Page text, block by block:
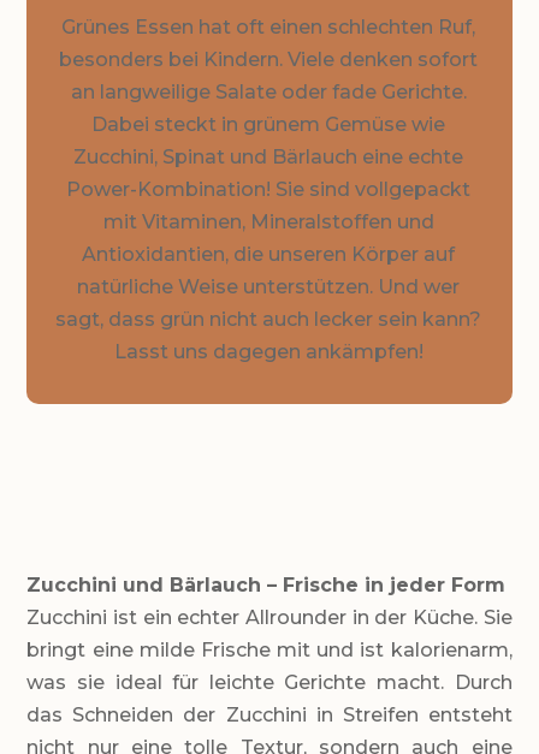
Grünes Essen hat oft einen schlechten Ruf,
besonders bei Kindern. Viele denken sofort
an langweilige Salate oder fade Gerichte.
Dabei steckt in grünem Gemüse wie
Zucchini, Spinat und Bärlauch eine echte
Power-Kombination! Sie sind vollgepackt
mit Vitaminen, Mineralstoffen und
Antioxidantien, die unseren Körper auf
natürliche Weise unterstützen. Und wer
sagt, dass grün nicht auch lecker sein kann?
Lasst uns dagegen ankämpfen!
Zucchini und Bärlauch – Frische in jeder Form
Zucchini ist ein echter Allrounder in der Küche. Sie
bringt eine milde Frische mit und ist kalorienarm,
was sie ideal für leichte Gerichte macht. Durch
das Schneiden der Zucchini in Streifen entsteht
nicht nur eine tolle Textur, sondern auch eine